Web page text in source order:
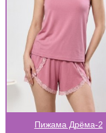
Пижама Дрёма-2